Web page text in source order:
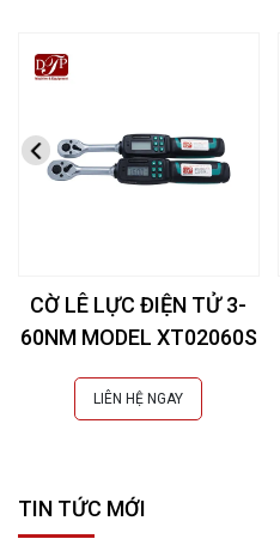
CỜ LÊ LỰC ĐIỆN TỬ 3-
60NM MODEL XT02060S
LIÊN HỆ NGAY
TIN TỨC MỚI